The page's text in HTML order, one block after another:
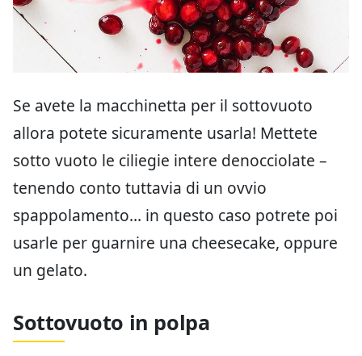
Se avete la macchinetta per il sottovuoto
allora potete sicuramente usarla! Mettete
sotto vuoto le ciliegie intere denocciolate –
tenendo conto tuttavia di un ovvio
spappolamento… in questo caso potrete poi
usarle per guarnire una cheesecake, oppure
un gelato.
Sottovuoto in polpa